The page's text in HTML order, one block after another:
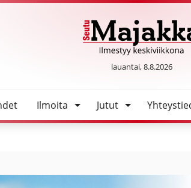
lauantai, 8.8.2026
Ilmoita Jutut